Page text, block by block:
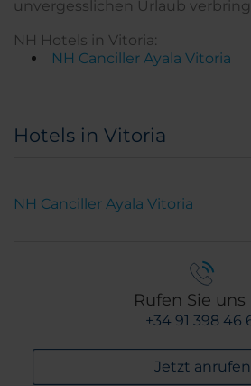
unvergesslichen Urlaub
NH Hotels in Vitoria:
NH Canciller Ayala Vitoria
Hotels in Vitoria
NH Canciller Ayala Vitoria
Rufen Sie uns
+34 91 398 46
Jetzt anrufen